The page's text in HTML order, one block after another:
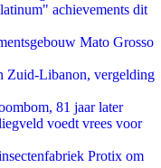
achievements dit
Mato Grosso
Zuid-Libanon, vergelding
81 jaar later
voedt vrees voor
Protix om